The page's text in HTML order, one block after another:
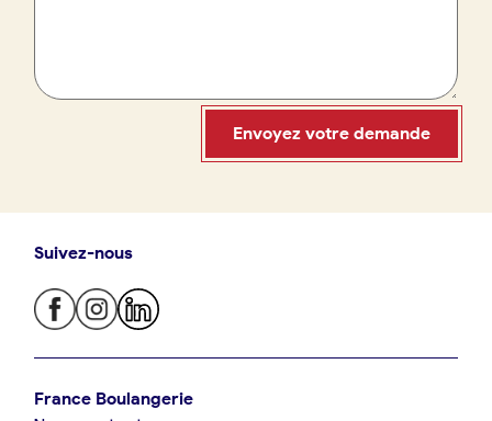
Je trouve ma boulangerie
09 86 23 49 09
Non, annuler
Envoyez votre demande
Suivez-nous
France Boulangerie